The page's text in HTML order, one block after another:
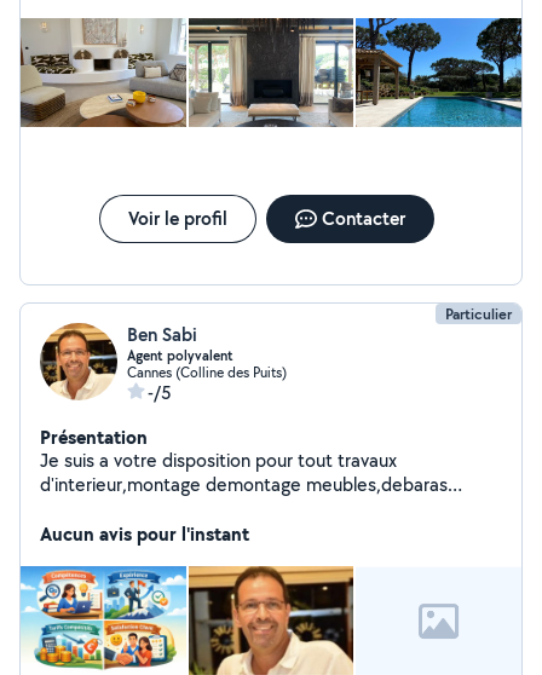
saisonnière - Placement de personnel (gouvernante,
chef privé, butler, coach sportif)
Voir le profil Contacter
Particulier
Ben Sabi
Agent polyvalent
Cannes (Colline des Puits)
-/5
Présentation
Je suis a votre disposition pour tout travaux
d'interieur,montage demontage meubles,debaras
Aucun avis pour l'instant